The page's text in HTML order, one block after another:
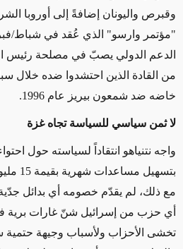
وقبرص واليونان إضافةً إلى أوروبا
"مؤتمر وارسو" الذي عُقد في شباط/
الدعم الدولي يصبّ في مصلحة رئيس
من القادة الذين احتشدوا ضده خلال
خاضه ضد شمعون بيريز عام 1996.
لا ثمن سياسي للسياسة تجاه غزة
واجه نتنياهو انتقاداً لسياسته حول
مع ذلك، لم يقدّم خصومه أي بدائل
أي حزب من إسرائيل شنّ غارات برية
تخشى الأحزاب ولأسباب وجيهة حتمية